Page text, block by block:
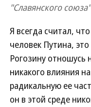
"Славянского союза"
Я всегда считал,
человек Путина,
Рогозину
никакого влияния
радикальную ее
он в этой среде